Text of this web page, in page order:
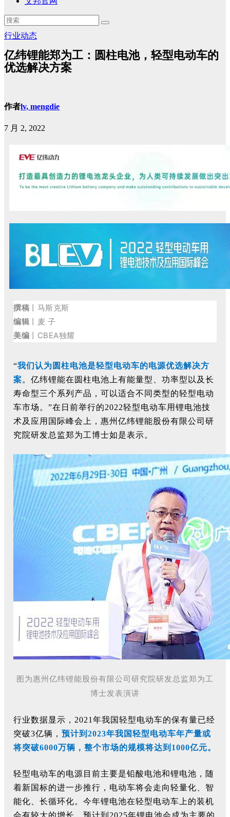
行业动态
亿纬锂能郑为工：圆柱电池，轻型电动车的
优选解决方案
作者lv, mengdie
7 月 2, 2022
撰稿 丨马斯克斯
编辑 丨麦 子
美编 丨CBEA独耀
“我们认为圆柱电池是轻型电动车的电源优选解决方
案。亿纬锂能在圆柱电池上有能量型、功率型以及长
寿命型三个系列产品，可以适合不同类型的轻型电动
车市场。 ”在日前举行的2022轻型电动车用锂电池技
术及应用国际峰会上，惠州亿纬锂能股份有限公司研
究院研发总监郑为工博士如是表示。
图为惠州亿纬锂能股份有限公司研究院研发总监郑为工
博士发表演讲
行业数据显示， 2021年我国轻型电动车的保有量已经
突破3亿辆， 预计到 2023年我国轻型电动车年产量或
将突破6000万辆，整个市场的规模将达到1000亿元。
轻型电动车的电源目前主要是铅酸电池和锂电池，随
着新国标的进一步推行，电动车将会走向轻量化、智
能化、长循环化。今年锂电池在轻型电动车上的装机
会有较大的增长，预计到2025年锂电池会成为主要的